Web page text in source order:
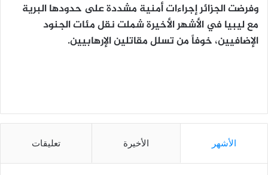
وفرضت الجزائر إجراءات أمنية مشددة على حدودها البرية
مع ليبيا في الأشهر الأخيرة شملت نقل مئات الجنود
الإضافيين، خوفاً من تسلل مقاتلين الإرهابيين.
الأشهر الأخيرة تعليقات